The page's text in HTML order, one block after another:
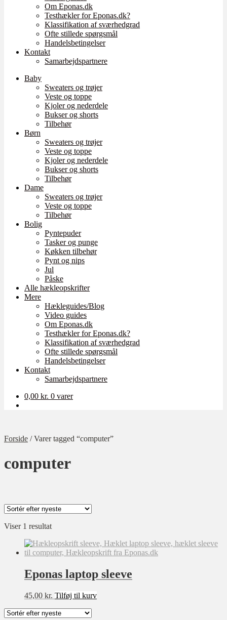
Om Eponas.dk
Testhækler for Eponas.dk?
Klassifikation af sværhedgrad
Ofte stillede spørgsmål
Handelsbetingelser
Kontakt
Samarbejdspartnere
Baby
Sweaters og trøjer
Veste og toppe
Kjoler og nederdele
Bukser og shorts
Tilbehør
Børn
Sweaters og trøjer
Veste og toppe
Kjoler og nederdele
Bukser og shorts
Tilbehør
Dame
Sweaters og trøjer
Veste og toppe
Tilbehør
Bolig
Pyntepuder
Tasker og punge
Køkken tilbehør
Pynt og nips
Jul
Påske
Alle hækleopskrifter
Mere
Hækleguides/Blog
Video guides
Om Eponas.dk
Testhækler for Eponas.dk?
Klassifikation af sværhedgrad
Ofte stillede spørgsmål
Handelsbetingelser
Kontakt
Samarbejdspartnere
0,00 kr. 0 varer
Forside /Varer tagged “computer”
computer
Kategori
Baby
Bolig
Dame
Sværhedsgrad
Viser 1 resultat
Eponas laptop sleeve
45,00 kr. Tilføj til kurv